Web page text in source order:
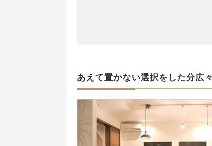
あえて置かない選択をした分広